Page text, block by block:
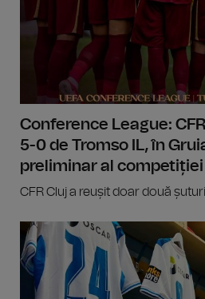
Conference League:
5-0 de Tromso IL, în
preliminar al competiției
CFR Cluj a reușit doar două